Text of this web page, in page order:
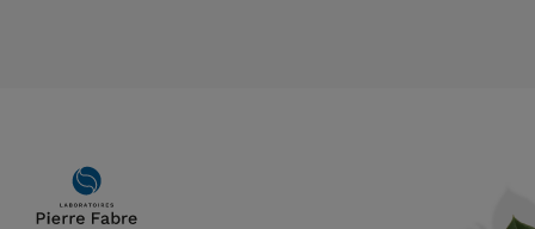
Main
navigation